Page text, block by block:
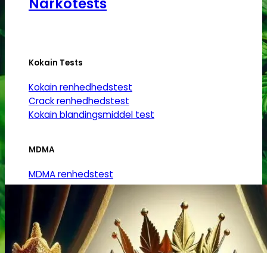
Kokain Tests
Kokain renhedhedstest
Crack renhedhedstest
Kokain blandingsmiddel test
MDMA
MDMA renhedstest
Ecstasy
Ecstasy renhedstest